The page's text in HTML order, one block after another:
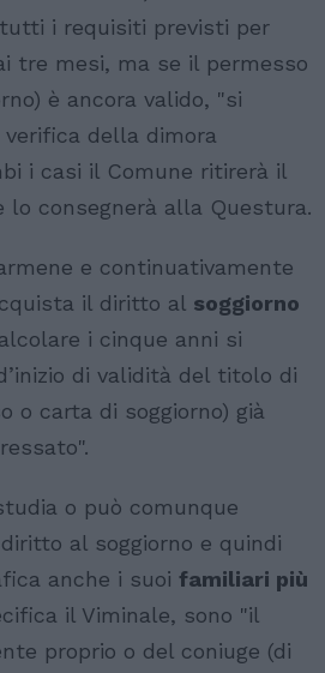
i requisiti previsti per
tre mesi, ma se il permesso
è ancora valido, "si
della dimora
i casi il Comune ritirerà il
lo consegnerà alla Questura.
e continuativamente
il diritto al soggiorno
i cinque anni si
di validità del titolo di
o carta di soggiorno) già
o può comunque
al soggiorno e quindi
anche i suoi familiari più
il Viminale, sono "il
proprio o del coniuge (di